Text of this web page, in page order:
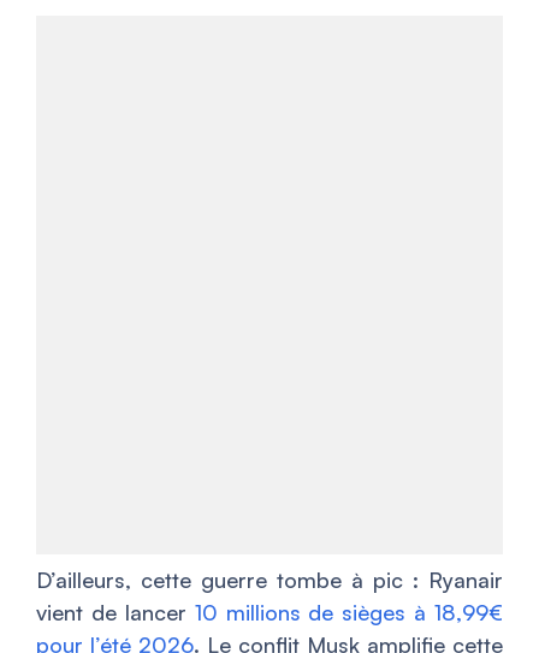
D’ailleurs, cette guerre tombe à pic : Ryanair
vient de lancer 10 millions de sièges à 18,99€
pour l’été 2026. Le conflit Musk amplifie cette